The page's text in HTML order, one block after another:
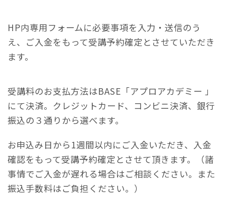
HP内専用フォームに必要事項を入力・送信のう
え、ご入金をもって受講予約確定とさせていただき
ます。
受講料のお支払方法はBASE「アプロアカデミー 」
にて決済。クレジットカード、コンビニ決済、銀行
振込の３通りから選べます。
お申込み日から1週間以内にご入金いただき、入金
確認をもって受講予約確定とさせて頂きます。（諸
事情でご入金が遅れる場合はご相談ください。また
振込手数料はご負担ください。）